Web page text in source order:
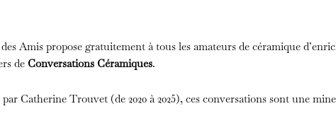
des Amis propose gratuitement à tous les amateurs de céramique
de Conversations Céramiques.
par Catherine Trouvet (de 2020 à 2025), ces conversations sont une